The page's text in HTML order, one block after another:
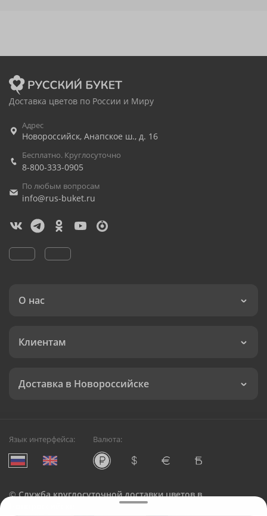
Доставка цветов по России и Миру
Адрес
Новороссийск, Анапское ш., д. 16
Бесплатно. Круглосуточно
8-800-333-0905
По любым вопросам
info@rus-buket.ru
О нас
Клиентам
Доставка в Новороссийске
Язык интерфейса: Валюта:
©Служба круглосуточной доставки цветов в